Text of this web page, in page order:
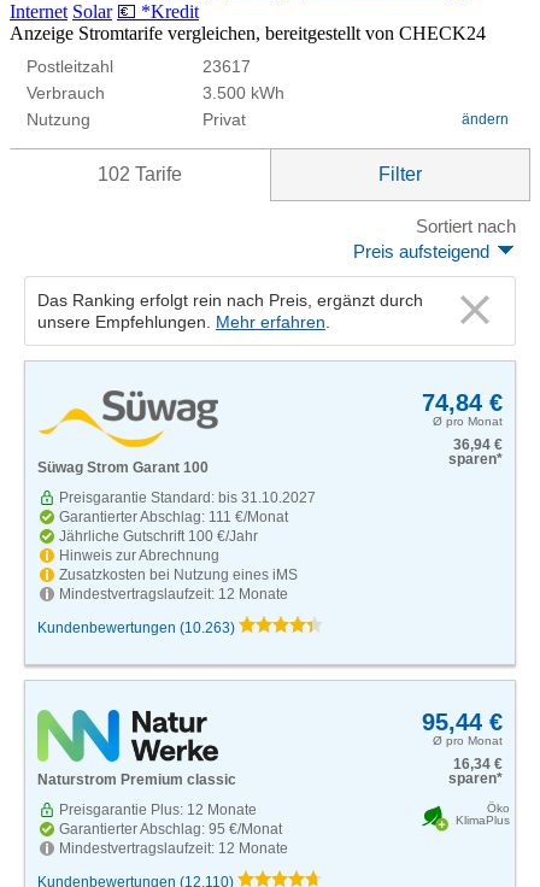
Internet Solar 💶 *Kredit
Anzeige Stromtarife vergleichen, bereitgestellt von CHECK24